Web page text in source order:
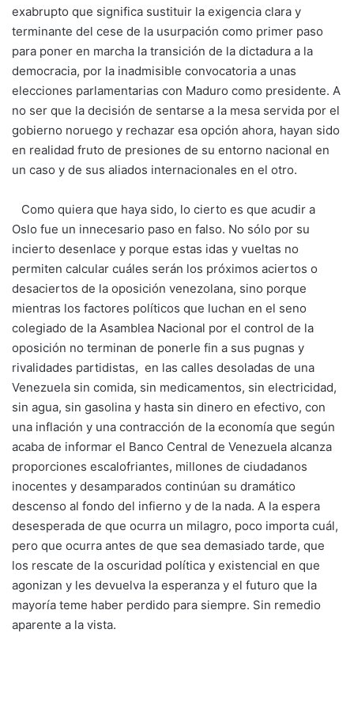
exabrupto que significa sustituir la exigencia clara y
terminante del cese de la usurpación como primer paso
para poner en marcha la transición de la dictadura a la
democracia, por la inadmisible convocatoria a unas
elecciones parlamentarias con Maduro como presidente. A
no ser que la decisión de sentarse a la mesa servida por el
gobierno noruego y rechazar esa opción ahora, hayan sido
en realidad fruto de presiones de su entorno nacional en
un caso y de sus aliados internacionales en el otro.
Como quiera que haya sido, lo cierto es que acudir a
Oslo fue un innecesario paso en falso. No sólo por su
incierto desenlace y porque estas idas y vueltas no
permiten calcular cuáles serán los próximos aciertos o
desaciertos de la oposición venezolana, sino porque
mientras los factores políticos que luchan en el seno
colegiado de la Asamblea Nacional por el control de la
oposición no terminan de ponerle fin a sus pugnas y
rivalidades partidistas, en las calles desoladas de una
Venezuela sin comida, sin medicamentos, sin electricidad,
sin agua, sin gasolina y hasta sin dinero en efectivo, con
una inflación y una contracción de la economía que según
acaba de informar el Banco Central de Venezuela alcanza
proporciones escalofriantes, millones de ciudadanos
inocentes y desamparados continúan su dramático
descenso al fondo del infierno y de la nada. A la espera
desesperada de que ocurra un milagro, poco importa cuál,
pero que ocurra antes de que sea demasiado tarde, que
los rescate de la oscuridad política y existencial en que
agonizan y les devuelva la esperanza y el futuro que la
mayoría teme haber perdido para siempre. Sin remedio
aparente a la vista.